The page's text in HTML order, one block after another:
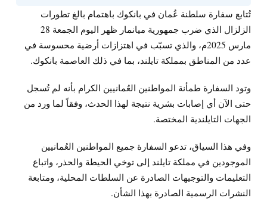
تُتابع سفارة سلطنة عُمان في بانكوك باهتمام بالغ تطورات
الزلزال الذي ضرب جمهورية ميانمار ظهر اليوم الجمعة 28
مارس 2025م، والذي تسبّب في اهتزازات أرضية محسوسة في
عدد من المناطق بمملكة تايلند، بما في ذلك العاصمة بانكوك.
وتود السفارة طمأنة المواطنين العُمانيين الكرام بأنه لم تُسجل
حتى الآن أي إصابات بشرية نتيجة لهذا الحدث، وفقاً لما ورد من
الجهات التايلندية المختصة.
وفي هذا السياق، تدعو السفارة جميع المواطنين العُمانيين
الموجودين في مملكة تايلند إلى توخي الحيطة والحذر، واتباع
التعليمات والتوجيهات الصادرة عن السلطات المحلية، ومتابعة
النشرات الرسمية الصادرة بهذا الشأن.